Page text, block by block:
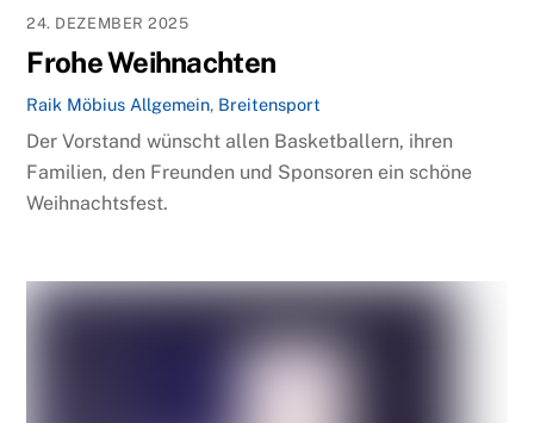
24. DEZEMBER 2025
Frohe Weihnachten
Raik Möbius Allgemein, Breitensport
Der Vorstand wünscht allen Basketballern, ihren
Familien, den Freunden und Sponsoren ein schöne
Weihnachtsfest.